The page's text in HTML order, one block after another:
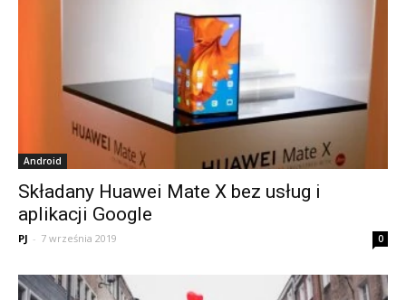
Android
Składany Huawei Mate X bez usług i
aplikacji Google
PJ - 7 września 2019 0